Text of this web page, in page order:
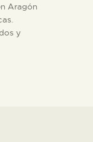
Aragón
y